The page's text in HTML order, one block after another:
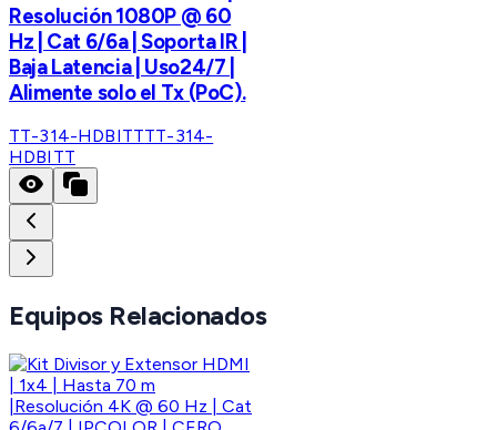
Resolución 1080P @ 60
Hz | Cat 6/6a | Soporta IR |
Baja Latencia | Uso24/7 |
Alimente solo el Tx (PoC).
TT-314-HDBITTTT-314-
HDBITT
Equipos Relacionados